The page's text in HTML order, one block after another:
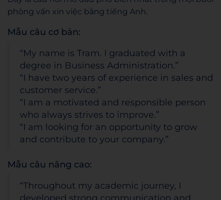
phỏng vấn xin việc bằng tiếng Anh.
Mẫu câu cơ bản:
“My name is Tram. I graduated with a
degree in Business Administration.”
“I have two years of experience in sales and
customer service.”
“I am a motivated and responsible person
who always strives to improve.”
“I am looking for an opportunity to grow
and contribute to your company.”
Mẫu câu nâng cao:
“Throughout my academic journey, I
developed strong communication and